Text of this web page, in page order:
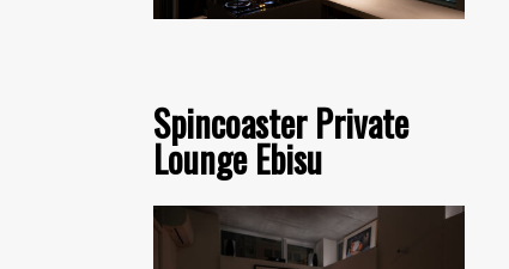
Spincoaster Private
Lounge Ebisu